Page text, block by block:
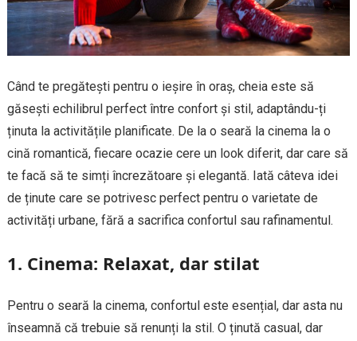
Când te pregătești pentru o ieșire în oraș, cheia este să
găsești echilibrul perfect între confort și stil, adaptându-ți
ținuta la activitățile planificate. De la o seară la cinema la o
cină romantică, fiecare ocazie cere un look diferit, dar care să
te facă să te simți încrezătoare și elegantă. Iată câteva idei
de ținute care se potrivesc perfect pentru o varietate de
activități urbane, fără a sacrifica confortul sau rafinamentul.
1. Cinema: Relaxat, dar stilat
Pentru o seară la cinema, confortul este esențial, dar asta nu
înseamnă că trebuie să renunți la stil. O ținută casual, dar